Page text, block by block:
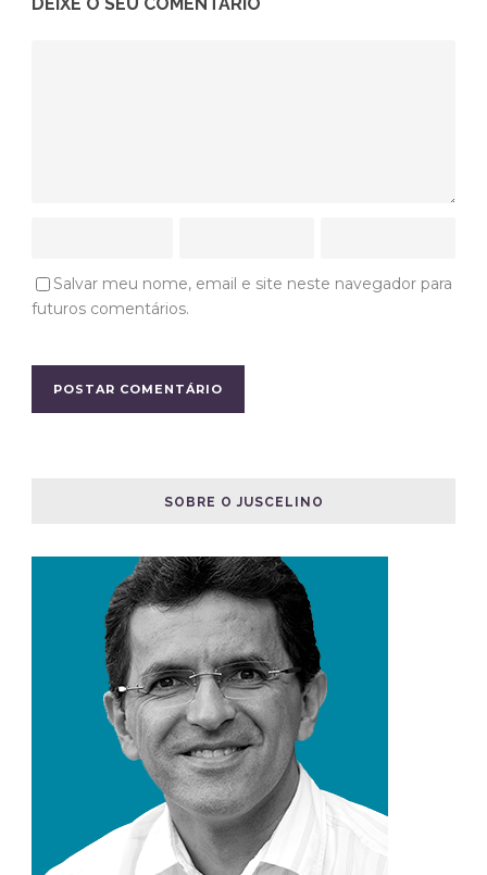
Salvar meu nome, email e site neste navegador para
futuros comentários.
SOBRE O JUSCELINO